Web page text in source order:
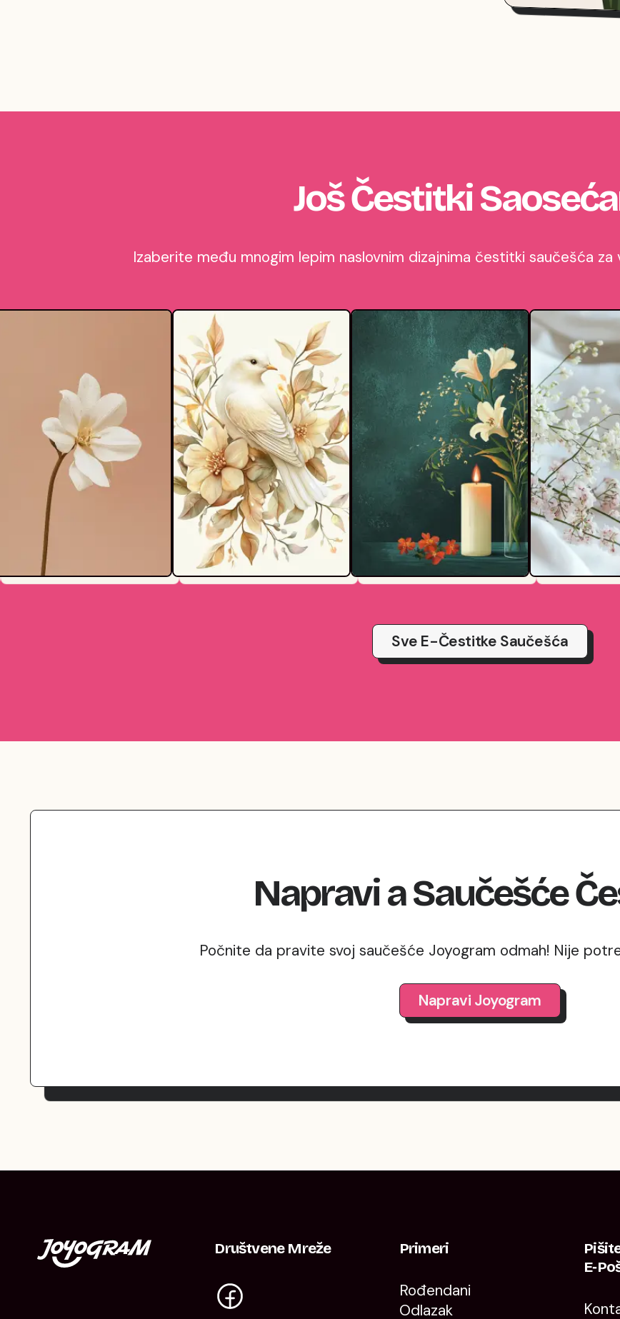
Još Čestitki
Izaberite među mnogim lepim naslovnim dizajnima čestitki saučešća za
Sve E-Čestitke Saučešća
NapraviaSaučešće
Počnite da pravite svoj saučešće Joyogram odmah! Nije
Napravi Joyogram
Društvene Mreže Primeri
Rođendani
Odlazak